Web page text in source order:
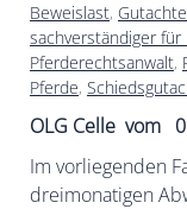
Beweislast,
sachverständiger für
Pferderechtsanwalt,
Pferde,
OLG Celle vom
Im vorliegenden
dreimonatigen